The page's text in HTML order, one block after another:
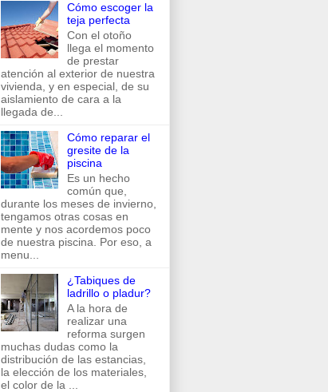
Cómo escoger la
teja perfecta
Con el otoño
llega el momento
de prestar
atención al exterior de nuestra
vivienda, y en especial, de su
aislamiento de cara a la
llegada de...
Cómo reparar el
gresite de la
piscina
Es un hecho
común que,
durante los meses de invierno,
tengamos otras cosas en
mente y nos acordemos poco
de nuestra piscina. Por eso, a
menu...
¿Tabiques de
ladrillo o pladur?
A la hora de
realizar una
reforma surgen
muchas dudas como la
distribución de las estancias,
la elección de los materiales,
el color de la ...